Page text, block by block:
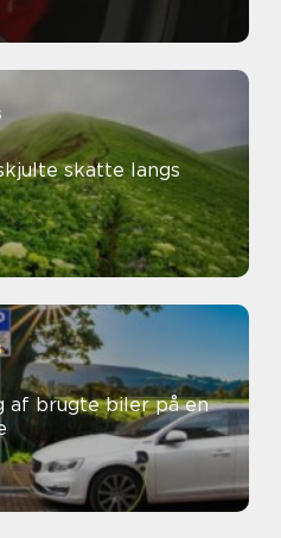
skatte langs
af brugte biler på en